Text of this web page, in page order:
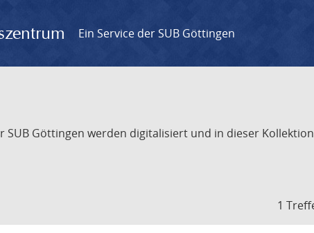
Ein Service der SUB Göttingen
Göttingen werden digitalisiert und in dieser
1